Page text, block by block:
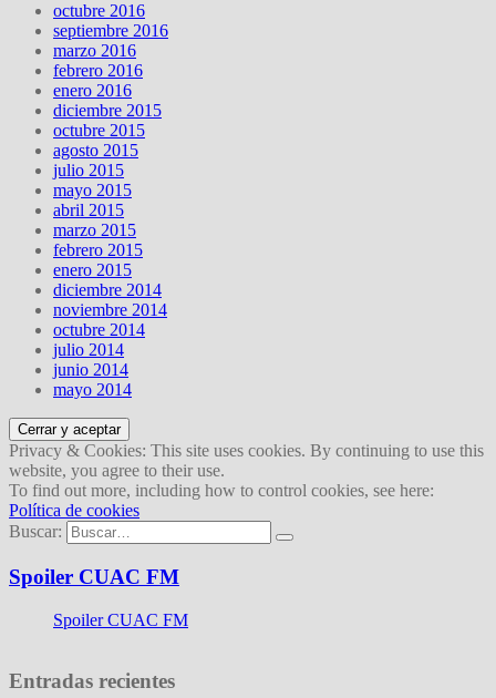
octubre 2016
septiembre 2016
marzo 2016
febrero 2016
enero 2016
diciembre 2015
octubre 2015
agosto 2015
julio 2015
mayo 2015
abril 2015
marzo 2015
febrero 2015
enero 2015
diciembre 2014
noviembre 2014
octubre 2014
julio 2014
junio 2014
mayo 2014
Privacy & Cookies: This site uses cookies. By continuing to use this
website, you agree to their use.
To find out more, including how to control cookies, see here:
Política de cookies
Buscar:
Spoiler CUAC FM
Spoiler CUAC FM
Entradas recientes